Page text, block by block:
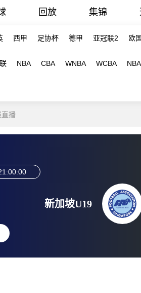
回放 集锦
西甲 足协杯 德甲 亚冠联2 欧
NBA CBA WNBA WCBA
播
新加坡U19